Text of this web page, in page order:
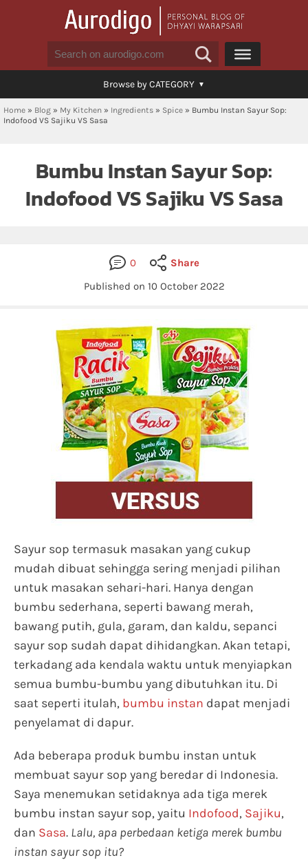
Browse by CATEGORY
Home » Blog » My Kitchen » Ingredients » Spice » Bumbu Instan Sayur Sop:
Indofood VS Sajiku VS Sasa
Bumbu Instan Sayur Sop:
Indofood VS Sajiku VS Sasa
0
Share
Published on 10 October 2022
Sayur sop termasuk masakan yang cukup
mudah dibuat sehingga sering menjadi pilihan
untuk masakan sehari-hari. Hanya dengan
bumbu sederhana, seperti bawang merah,
bawang putih, gula, garam, dan kaldu, sepanci
sayur sop sudah dapat dihidangkan. Akan tetapi,
terkadang ada kendala waktu untuk menyiapkan
semua bumbu-bumbu yang dibutuhkan itu. Di
saat seperti itulah, bumbu instan dapat menjadi
penyelamat di dapur.
Ada beberapa produk bumbu instan untuk
membuat sayur sop yang beredar di Indonesia.
Saya menemukan setidaknya ada tiga merek
bumbu instan sayur sop, yaitu Indofood, Sajiku,
dan Sasa. Lalu, apa perbedaan ketiga merek bumbu
instan sayur sop itu?